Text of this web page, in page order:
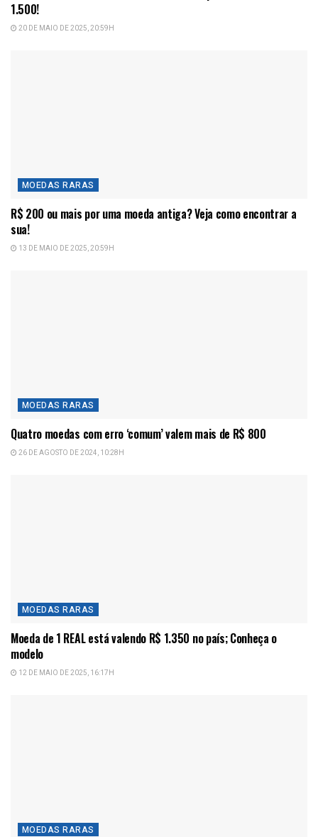
1.500!
20 DE MAIO DE 2025, 20:59H
MOEDAS RARAS
R$ 200 ou mais por uma moeda antiga? Veja como encontrar a
sua!
13 DE MAIO DE 2025, 20:59H
MOEDAS RARAS
Quatro moedas com erro ‘comum’ valem mais de R$ 800
26 DE AGOSTO DE 2024, 10:28H
MOEDAS RARAS
Moeda de 1 REAL está valendo R$ 1.350 no país; Conheça o
modelo
12 DE MAIO DE 2025, 16:17H
MOEDAS RARAS